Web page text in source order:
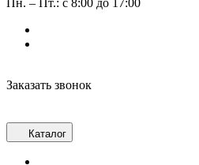
Пн. – Пт.: с 8:00 до 17:00
Заказать звонок
Каталог